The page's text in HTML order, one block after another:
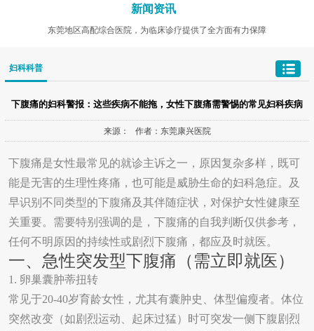
新闻资讯
东莞地区高配综合医院，为临床诊疗提供了全方面有力保障
妇科科普
下腹痛的妇科警报：这些疾病不能拖，女性下腹痛需警惕的常见妇科疾病
来源： 作者：东莞康兴医院
下腹痛是女性最常见的就诊主诉之一，原因复杂多样，既可
能是无害的生理性疼痛，也可能是威胁生命的妇科急症。及
早识别不同类型的下腹痛及其伴随症状，对保护女性健康至
关重要。需要特别强调的是，下腹痛的自我判断仅供参考，
任何不明原因的持续性或剧烈下腹痛，都应及时就医。
一、急性突发型下腹痛（需立即就医）
1. 卵巢囊肿蒂扭转
常见于20-40岁育龄女性，尤其有囊肿史、体型偏瘦者。体位
突然改变（如剧烈运动、起床过猛）时可突发一侧下腹剧烈